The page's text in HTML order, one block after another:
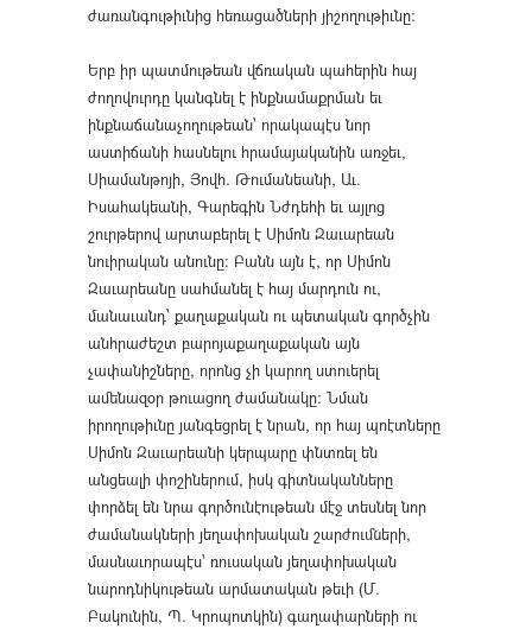
ժառանգութիւնից հեռացածների յիշողութիւնը։
Երբ իր պատմութեան վճռական պահերին հայ
ժողովուրդը կանգնել է ինքնամաքրման եւ
ինքնաճանաչողութեան՝ որակապէս նոր
աստիճանի հասնելու հրամայականին առջեւ,
Սիամանթոյի, Յովհ. Թումանեանի, Աւ.
Իսահակեանի, Գարեգին Նժդեհի եւ այլոց
շուրթերով արտաբերել է Սիմոն Զաւարեան
նուիրական անունը։ Բանն այն է, որ Սիմոն
Զաւարեանը սահմանել է հայ մարդուն ու,
մանաւանդ՝ քաղաքական ու պետական գործչին
անհրաժեշտ բարոյաքաղաքական այն
չափանիշները, որոնց չի կարող ստուերել
ամենազօր թուացող ժամանակը։ Նման
իրողութիւնը յանգեցրել է նրան, որ հայ պոէտները
Սիմոն Զաւարեանի կերպարը փնտռել են
անցեալի փոշիներում, իսկ գիտնականները
փորձել են նրա գործունէութեան մէջ տեսնել նոր
ժամանակների յեղափոխական շարժումների,
մասնաւորապէս՝ ռուսական յեղափոխական
նարոդնիկութեան արմատական թեւի (Մ.
Բակունին, Պ. Կրոպոտկին) գաղափարների ու